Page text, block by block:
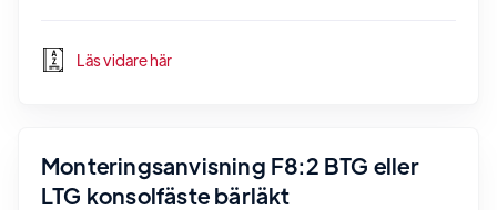
Läs vidare här
Monteringsanvisning F8:2 BTG eller
LTG konsolfäste bärläkt